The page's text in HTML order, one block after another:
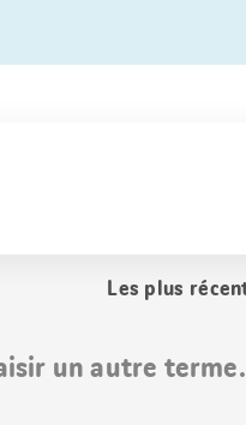
Trier
un autre terme.